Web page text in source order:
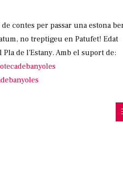
contes per passar una estona
no treptigeu en Patufet! Edat
de l'Estany. Amb el suport de: